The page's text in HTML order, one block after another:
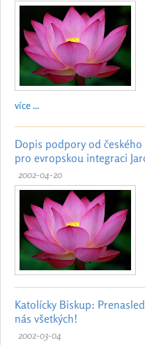
více ...
Dopis podpory od
pro evropskou integraci
2002-04-20
Katolícky Biskup:
nás všetkých!
2002-03-04